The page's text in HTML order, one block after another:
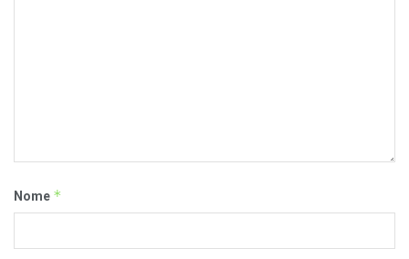
Nome *